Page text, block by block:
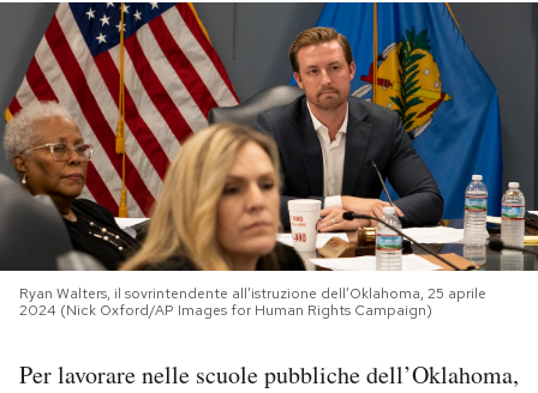
PODCAST
NEWSLETTER
I MIEI PREFERITI
Ryan Walters, il sovrintendente all’istruzione dell’Oklahoma, 25 aprile
2024 (Nick Oxford/AP Images for Human Rights Campaign)
Per lavorare nelle scuole pubbliche dell’Oklahoma,